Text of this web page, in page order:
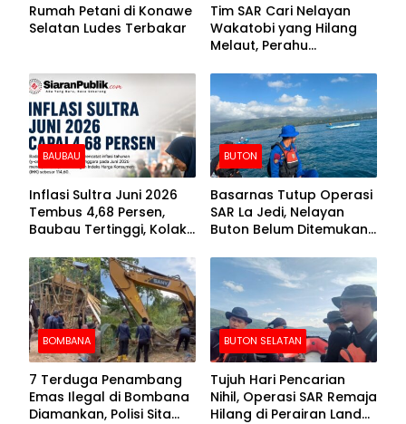
Rumah Petani di Konawe
Selatan Ludes Terbakar
Tim SAR Cari Nelayan
Wakatobi yang Hilang
Melaut, Perahu
Kemasukan Air
BAUBAU
Inflasi Sultra Juni 2026
Tembus 4,68 Persen,
Baubau Tertinggi, Kolaka
BUTON
Basarnas Tutup Operasi
SAR La Jedi, Nelayan
Buton Belum Ditemukan
BOMBANA
7 Terduga Penambang
Emas Ilegal di Bombana
Diamankan, Polisi Sita
BUTON SELATAN
Tujuh Hari Pencarian
Nihil, Operasi SAR Remaja
Hilang di Perairan Lande